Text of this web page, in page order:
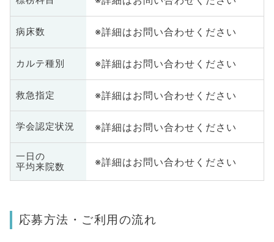
病床数 ※詳細はお問い合わせください
カルテ種別 ※詳細はお問い合わせください
救急指定 ※詳細はお問い合わせください
学会認定状況 ※詳細はお問い合わせください
一日の
平均来院数
※詳細はお問い合わせください
応募方法・ご利用の流れ